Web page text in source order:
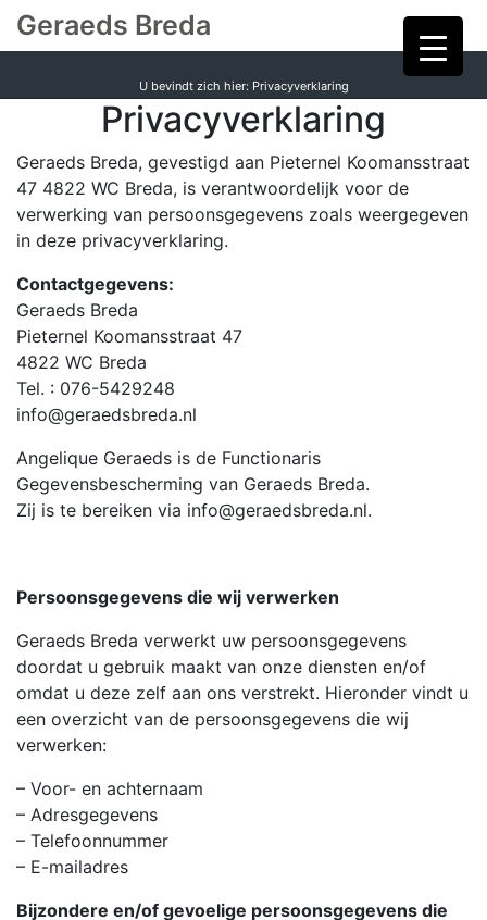
Geraeds Breda
U bevindt zich hier: Privacyverklaring
Privacyverklaring
Geraeds Breda, gevestigd aan Pieternel Koomansstraat
47 4822 WC Breda, is verantwoordelijk voor de
verwerking van persoonsgegevens zoals weergegeven
in deze privacyverklaring.
Contactgegevens:
Geraeds Breda
Pieternel Koomansstraat 47
4822 WC Breda
Tel. : 076-5429248
info@geraedsbreda.nl
Angelique Geraeds is de Functionaris
Gegevensbescherming van Geraeds Breda.
Zij is te bereiken via info@geraedsbreda.nl.
Persoonsgegevens die wij verwerken
Geraeds Breda verwerkt uw persoonsgegevens
doordat u gebruik maakt van onze diensten en/of
omdat u deze zelf aan ons verstrekt. Hieronder vindt u
een overzicht van de persoonsgegevens die wij
verwerken:
– Voor- en achternaam
– Adresgegevens
– Telefoonnummer
– E-mailadres
Bijzondere en/of gevoelige persoonsgegevens die